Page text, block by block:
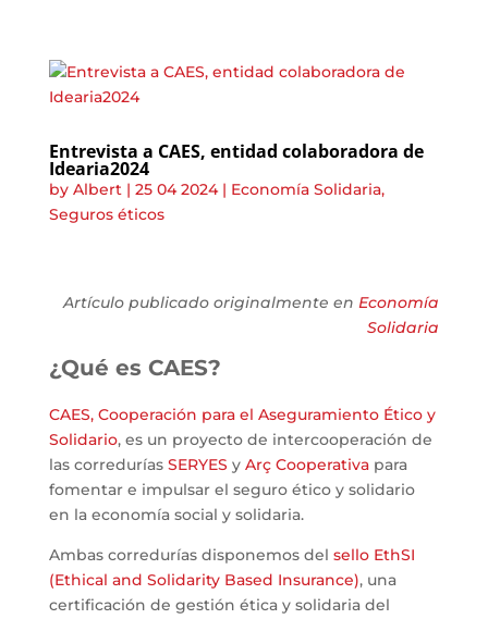
Entrevista a CAES, entidad colaboradora de
Idearia2024
by Albert| 25 04 2024| Economía Solidaria,
Seguros éticos
Artículo publicado originalmente enEconomía
Solidaria
¿Qué es CAES?
CAES, Cooperación para el Aseguramiento Ético y
Solidario, es un proyecto de intercooperación de
las corredurías SERYES y Arç Cooperativapara
fomentar e impulsar el seguro ético y solidario
en la economía social y solidaria.
Ambas corredurías disponemos del sello EthSI
(Ethical and Solidarity Based Insurance), una
certificación de gestión ética y solidaria del